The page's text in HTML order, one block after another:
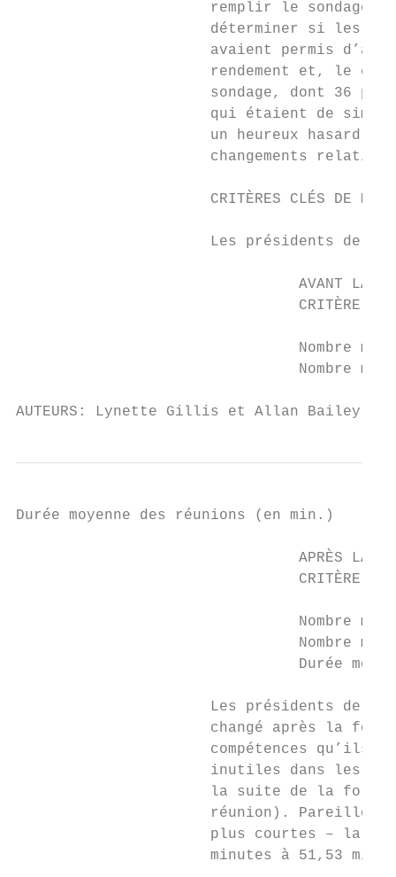
remplir le sondage
déterminer si les
avaient permis
rendement et, le
sondage, dont 36
qui étaient de
un heureux hasard
changements
CRITÈRES CLÉS DE
Les présidents de
AVANT LA
CRITÈRE
Nombre
Nombre
AUTEURS: Lynette Gillis et Allan
Durée moyenne des réunions (en min.)
APRÈS LA
CRITÈRE
Nombre
Nombre
Durée
Les présidents de
changé après la
compétences qu’ils
inutiles dans les
la suite de la
réunion).
plus courtes – la
minutes à 51,53